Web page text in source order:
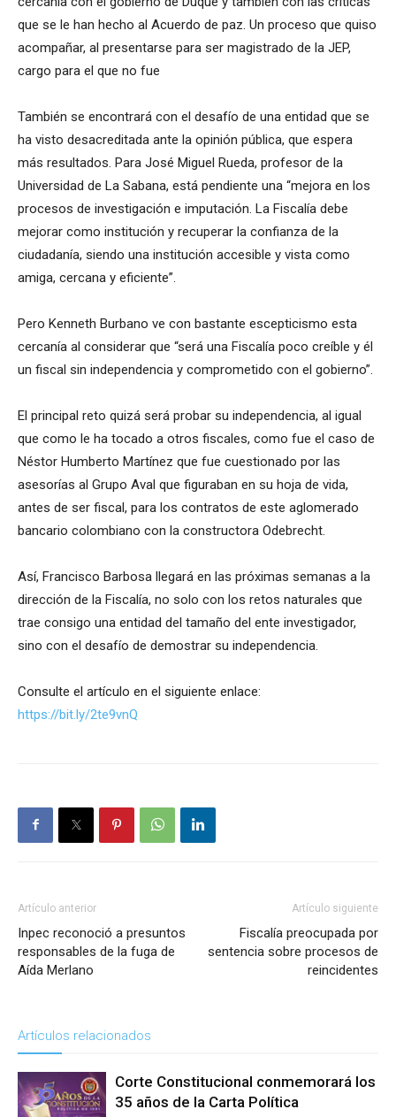
que se le han hecho al Acuerdo de paz. Un proceso que quiso
acompañar, al presentarse para ser magistrado de la JEP,
cargo para el que no fue
También se encontrará con el desafío de una entidad que se
ha visto desacreditada ante la opinión pública, que espera
más resultados. Para José Miguel Rueda, profesor de la
Universidad de La Sabana, está pendiente una “mejora en los
procesos de investigación e imputación. La Fiscalía debe
mejorar como institución y recuperar la confianza de la
ciudadanía, siendo una institución accesible y vista como
amiga, cercana y eficiente”.
Pero Kenneth Burbano ve con bastante escepticismo esta
cercanía al considerar que “será una Fiscalía poco creíble y él
un fiscal sin independencia y comprometido con el gobierno”.
El principal reto quizá será probar su independencia, al igual
que como le ha tocado a otros fiscales, como fue el caso de
Néstor Humberto Martínez que fue cuestionado por las
asesorías al Grupo Aval que figuraban en su hoja de vida,
antes de ser fiscal, para los contratos de este aglomerado
bancario colombiano con la constructora Odebrecht.
Así, Francisco Barbosa llegará en las próximas semanas a la
dirección de la Fiscalía, no solo con los retos naturales que
trae consigo una entidad del tamaño del ente investigador,
sino con el desafío de demostrar su independencia.
Consulte el artículo en el siguiente enlace:
https://bit.ly/2te9vnQ
Artículo anterior
Inpec reconoció a presuntos
responsables de la fuga de
Aída Merlano
Artículo siguiente
Fiscalía preocupada por
sentencia sobre procesos de
reincidentes
Artículos relacionados
Corte Constitucional conmemorará los
35 años de la Carta Política